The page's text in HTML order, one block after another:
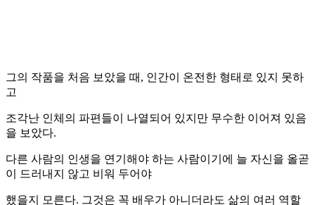
그의 작품을 처음 보았을 때, 인간이 온전한 형태로 있지 못하
고
조각난 인체의 파편들이 나열되어 있지만 무수한 이어져 있음
을 보았다.
다른 사람의 인생을 연기해야 하는 사람이기에 늘 자신을 올곧
이 드러내지 않고 비워 두어야
했을지 모른다. 그것은 꼭 배우가 아니더라도 삶의 여러 역할